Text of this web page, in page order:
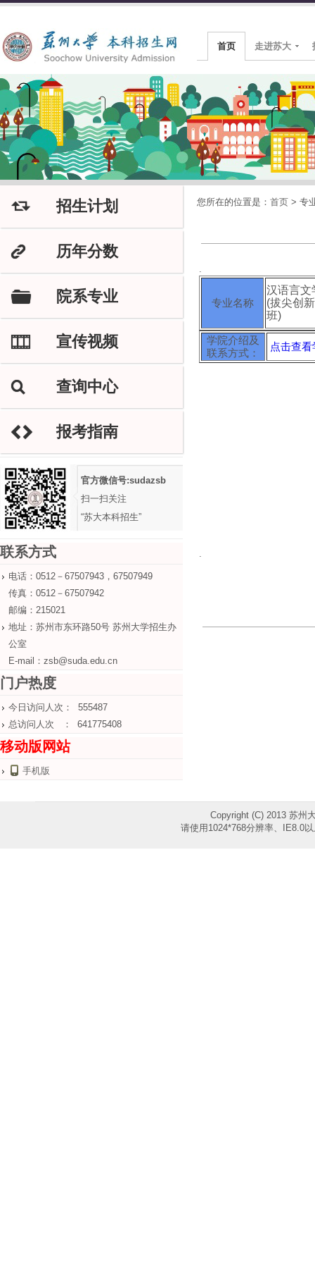
首页 走进苏大
J 招生计划
K 历年分数
F 院系专业
M 宣传视频
L 查询中心
H 报考指南
官方微信号:sudazsb
扫一扫关注
“苏大本科招生”
联系方式
电话：0512－67507943，67507949
传真：0512－67507942
邮编：215021
地址：苏州市东环路50号 苏州大学招生办
公室
E-mail：zsb@suda.edu.cn
门户热度
今日访问人次： 555487
总访问人次 ： 641775408
移动版网站
手机版
您所在的位置是： 首页 > 专
.
专业名称
汉语言文
(拔尖创新
班)
学院介绍及
联系方式：
点击查
.
Copyright (C) 2013 苏州
请使用1024*768分辨率、IE8.0